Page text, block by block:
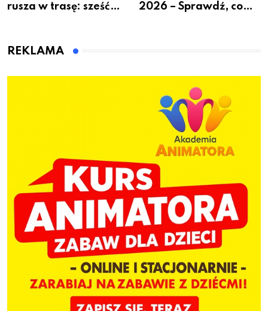
rusza w trasę: sześć
przed jesienią
2026 – Sprawdź, co
REKLAMA